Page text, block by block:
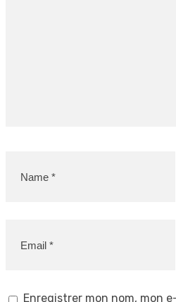
Enregistrer mon nom, mon